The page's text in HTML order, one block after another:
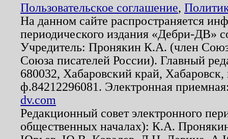
Пользовательское соглашение,
На данном сайте распространяется
периодического издания «Дебри-ДВ»
Учредитель: Пронякин К.А. (член
Союза писателей России). Главный
680032, Хабаровский край,
ф.84212296081. Электронная
dv.com
Редакционный совет электронного
общественных началах): К.А.